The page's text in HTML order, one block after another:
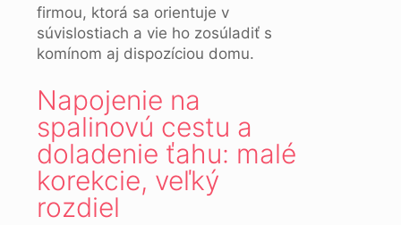
firmou, ktorá sa orientuje v
súvislostiach a vie ho zosúladiť s
komínom aj dispozíciou domu.
Napojenie na
spalinovú cestu a
doladenie ťahu: malé
korekcie, veľký
rozdiel